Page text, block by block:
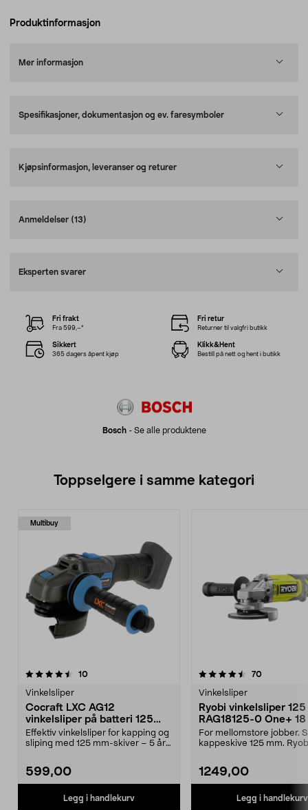
Produktinformasjon
Mer informasjon
Spesifikasjoner, dokumentasjon og ev. faresymboler
Kjøpsinformasjon, leveranser og returer
Anmeldelser (13)
Eksperten svarer
Bosch- Se alle produktene
Fri frakt
Fra 599,–*
Fri retur
Returner til valgfri butikk
Sikkert
365 dagers åpent kjøp
Klikk&Hent
Bestill på nett og hent i butikk
Toppselgere i samme kategori
Multibuy
10anmeldelser
Vinkelsliper
Cocraft LXC AG12
vinkelsliper på batteri 125
mm 18 V
Effektiv vinkelsliper for kapping og
sliping med 125 mm-skiver – 5 års
599,00
Legg i handlekurv
4.5 av 5 stjerner 70
Vinkelsliper
Ryobi vinkelsliper
RAG18125-0 One+ 18
batteridrevet
For mellomstore jobber.
kappeskive 125 mm.
1249,00
Legg i handlekurv
4.0 av 5 stjerner